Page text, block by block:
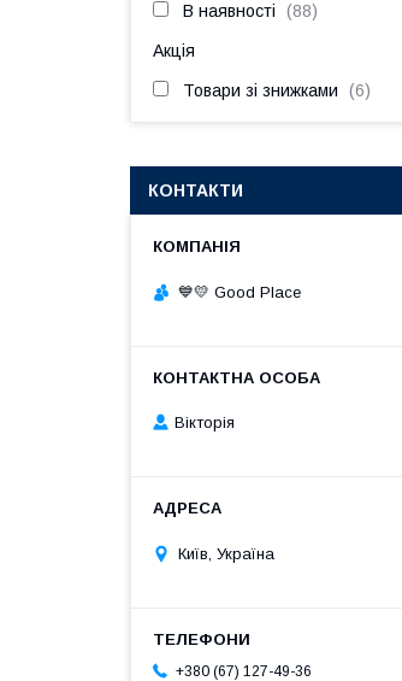
В наявності 88
Акція
Товари зі знижками 6
КОНТАКТИ
💙💛 Good Place
Вікторія
Київ, Україна
+380 (67) 127-49-36